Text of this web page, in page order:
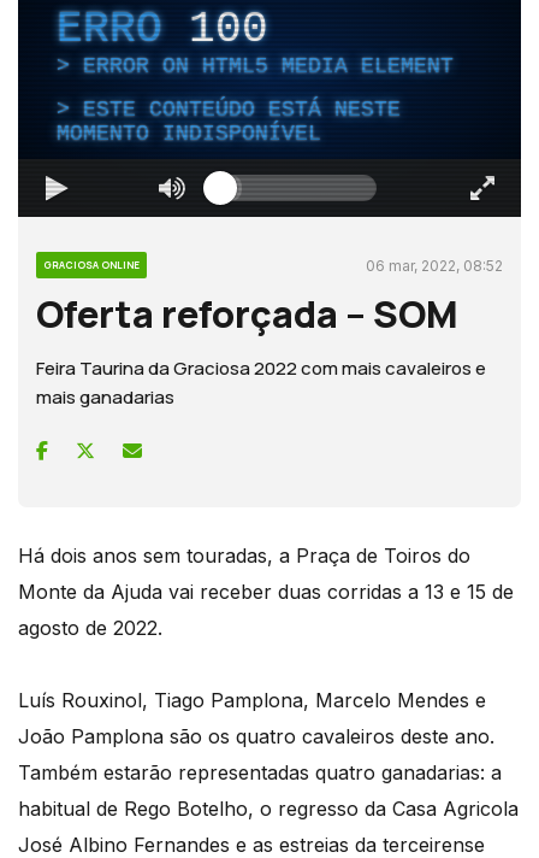
ERRO 100
ERROR ON HTML5 MEDIA ELEMENT
ESTE CONTEÚDO ESTÁ NESTE
MOMENTO INDISPONÍVEL
GRACIOSA ONLINE 06 mar, 2022, 08:52
Oferta reforçada – SOM
Feira Taurina da Graciosa 2022 com mais cavaleiros e
mais ganadarias
Há dois anos sem touradas, a Praça de Toiros do
Monte da Ajuda vai receber duas corridas a 13 e 15 de
agosto de 2022.
Luís Rouxinol, Tiago Pamplona, Marcelo Mendes e
João Pamplona são os quatro cavaleiros deste ano.
Também estarão representadas quatro ganadarias: a
habitual de Rego Botelho, o regresso da Casa Agricola
José Albino Fernandes e as estreias da terceirense